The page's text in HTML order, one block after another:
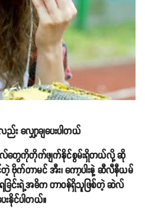
ည်း လျှော့ချပေးပါတယ်
တွေကိုတိုက်ဖျက်နိုင်စွမ်းရှိတယ်လို့ ဆို
တဲ့ ဗိုက်တာမင် အီး၊ ကော့ပါးနဲ့ ဆီလီနီယမ်
ရခြင်းရဲ့အဓိက တာဝန်ရှိသူဖြစ်တဲ့ ဆဲလ်
းနိုင်ပါတယ်။